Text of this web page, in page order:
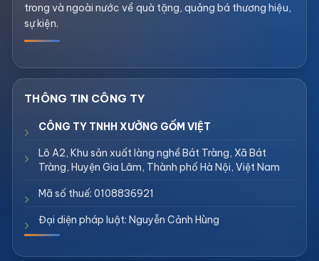
trong và ngoài nước về quà tặng, quảng bá thương hiệu,
sự kiện.
CÔNG TY TNHH XƯỞNG GỐM VIỆT
Lô A2, Khu sản xuất làng nghề Bát Tràng, Xã Bát
Tràng, Huyện Gia Lâm, Thành phố Hà Nội, Việt Nam
Mã số thuế: 0108836921
Đại diện pháp luật: Nguyễn Cảnh Hùng